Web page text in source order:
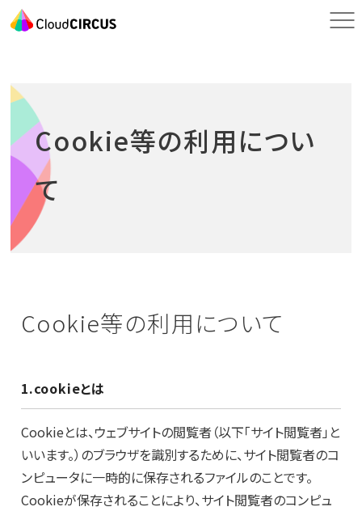
Cookie等の利用につい
て
Cookie等の利用について
1.cookieとは
Cookieとは、ウェブサイトの閲覧者（以下「サイト閲覧者」と
いいます。）のブラウザを識別するために、サイト閲覧者のコ
ンピュータに一時的に保存されるファイルのことです。
Cookieが保存されることにより、サイト閲覧者のコンピュ